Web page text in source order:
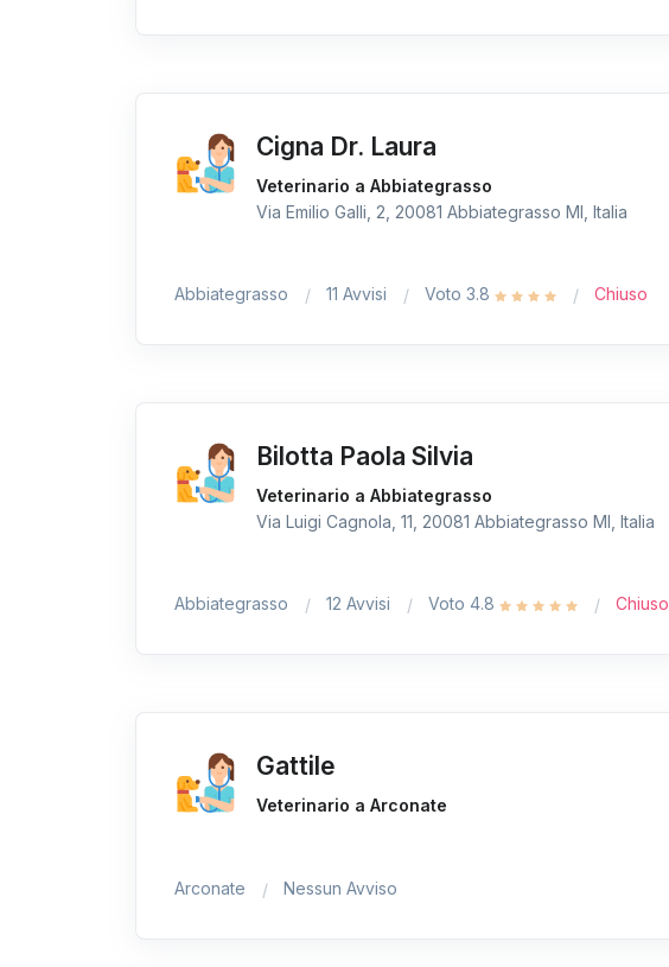
Cigna Dr. Laura
Veterinario a Abbiategrasso
Via Emilio Galli, 2, 20081 Abbiategrasso MI, Italia
Abbiategrasso 11 Avvisi Voto 3.8 Chiuso
Bilotta Paola Silvia
Veterinario a Abbiategrasso
Via Luigi Cagnola, 11, 20081 Abbiategrasso MI, Italia
Abbiategrasso 12 Avvisi Voto 4.8 Chiuso
Gattile
Veterinario a Arconate
Arconate Nessun Avviso